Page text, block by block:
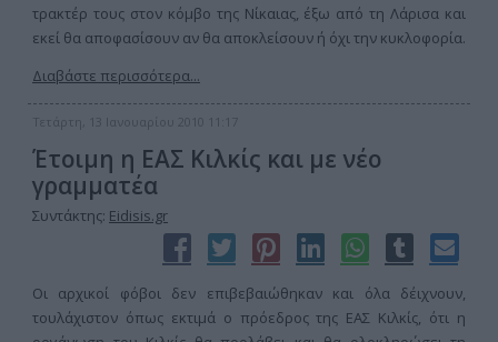
τρακτέρ τους στον κόμβο της Νίκαιας, έξω από τη Λάρισα και
εκεί θα αποφασίσουν αν θα αποκλείσουν ή όχι την κυκλοφορία.
Διαβάστε περισσότερα...
Τετάρτη, 13 Ιανουαρίου 2010 11:17
Έτοιμη η ΕΑΣ Κιλκίς και με νέο
γραμματέα
Συντάκτης: Eidisis.gr
Οι αρχικοί φόβοι δεν επιβεβαιώθηκαν και όλα δέιχνουν,
τουλάχιστον όπως εκτιμά ο πρόεδρος της ΕΑΣ Κιλκίς, ότι η